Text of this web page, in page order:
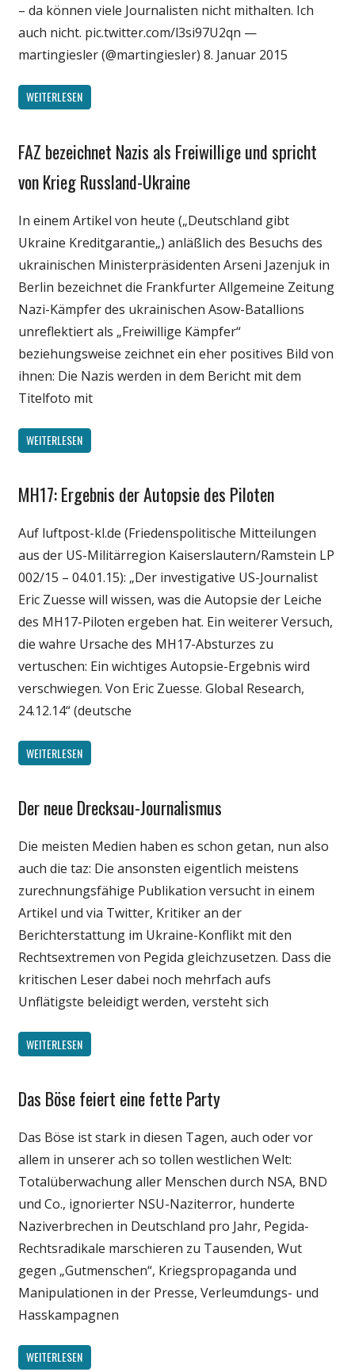
Wissenschaft
– da können viele Journalisten nicht mithalten. Ich
auch nicht. pic.twitter.com/l3si97U2qn —
martingiesler (@martingiesler) 8. Januar 2015
WEITERLESEN
Gesellschaft
Politik
Wirtschaft
Wissenschaft
FAZ bezeichnet Nazis als Freiwillige und spricht
von Krieg Russland-Ukraine
In einem Artikel von heute („Deutschland gibt
Ukraine Kreditgarantie„) anläßlich des Besuchs des
ukrainischen Ministerpräsidenten Arseni Jazenjuk in
Berlin bezeichnet die Frankfurter Allgemeine Zeitung
Nazi-Kämpfer des ukrainischen Asow-Batallions
unreflektiert als „Freiwillige Kämpfer“
beziehungsweise zeichnet ein eher positives Bild von
ihnen: Die Nazis werden in dem Bericht mit dem
Titelfoto mit
WEITERLESEN
Gesellschaft
Medien
Politik
Webfundstück
MH17: Ergebnis der Autopsie des Piloten
Auf luftpost-kl.de (Friedenspolitische Mitteilungen
aus der US-Militärregion Kaiserslautern/Ramstein LP
002/15 – 04.01.15): „Der investigative US-Journalist
Eric Zuesse will wissen, was die Autopsie der Leiche
des MH17-Piloten ergeben hat. Ein weiterer Versuch,
die wahre Ursache des MH17-Absturzes zu
vertuschen: Ein wichtiges Autopsie-Ergebnis wird
verschwiegen. Von Eric Zuesse. Global Research,
24.12.14“ (deutsche
WEITERLESEN
Gesellschaft
Medien
Politik
Wissenschaft
Der neue Drecksau-Journalismus
Die meisten Medien haben es schon getan, nun also
auch die taz: Die ansonsten eigentlich meistens
zurechnungsfähige Publikation versucht in einem
Artikel und via Twitter, Kritiker an der
Berichterstattung im Ukraine-Konflikt mit den
Rechtsextremen von Pegida gleichzusetzen. Dass die
kritischen Leser dabei noch mehrfach aufs
Unflätigste beleidigt werden, versteht sich
WEITERLESEN
Gesellschaft
Medien
Politik
Wissenschaft
Das Böse feiert eine fette Party
Das Böse ist stark in diesen Tagen, auch oder vor
allem in unserer ach so tollen westlichen Welt:
Totalüberwachung aller Menschen durch NSA, BND
und Co., ignorierter NSU-Naziterror, hunderte
Naziverbrechen in Deutschland pro Jahr, Pegida-
Rechtsradikale marschieren zu Tausenden, Wut
gegen „Gutmenschen“, Kriegspropaganda und
Manipulationen in der Presse, Verleumdungs- und
Hasskampagnen
WEITERLESEN